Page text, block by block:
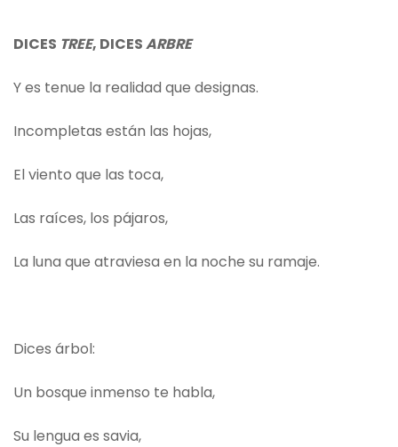
DICES TREE, DICESARBRE
Y es tenue la realidad que designas.
Incompletas están las hojas,
El viento que las toca,
Las raíces, los pájaros,
La luna que atraviesa en la noche su ramaje.
Dices árbol:
Un bosque inmenso te habla,
Su lengua es savia,